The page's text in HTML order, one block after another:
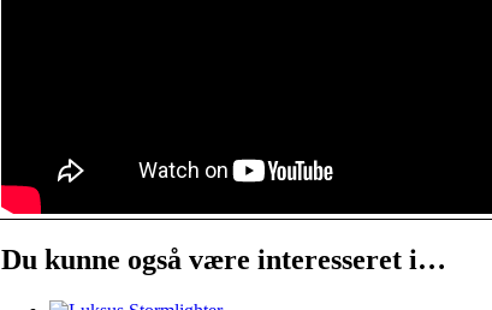
Du kunne også være interesseret i…